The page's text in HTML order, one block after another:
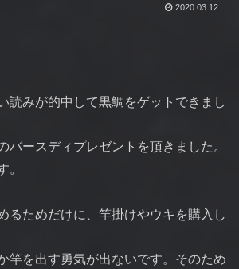
2020.03.12
読みが的中して黒鯛をゲットできまし
バースディプレゼントを頂きました。
。
るためだけに、竿掛けやウキを購入し
竿を出す勇気が出ないです。そのため